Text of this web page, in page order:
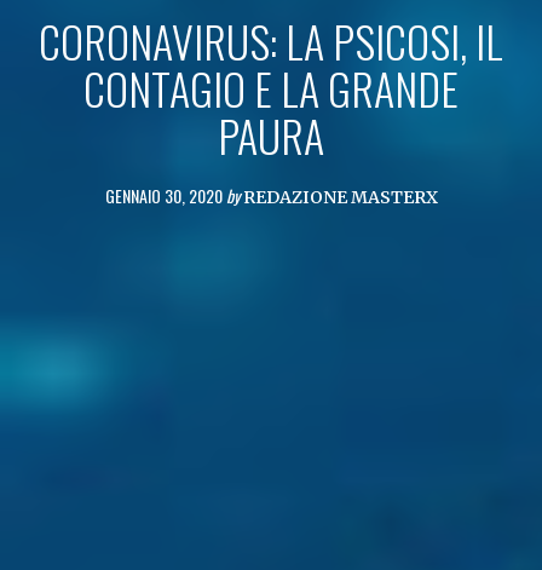
CORONAVIRUS: LA PSICOSI, IL
CONTAGIO E LA GRANDE
PAURA
GENNAIO 30, 2020 byREDAZIONE MASTERX